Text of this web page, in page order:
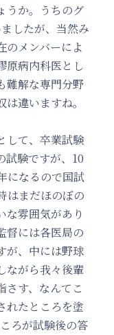
うか。うちのグ
したが、当然み
のメンバーによ
原病内科医とし
難解な専門分野
違いますね。
して、卒業試験
試験ですが、10
になるので国試
はまだほのぼの
な雰囲気があり
督には各医局の
が、中には野球
ながら我々後輩
さす、なんてこ
れたところを塗
ろが試験後の答